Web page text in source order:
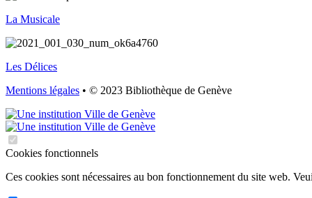
La Musicale
Les Délices
Mentions légales • © 2023 Bibliothèque de Genève
Cookies fonctionnels
Ces cookies sont nécessaires au bon fonctionnement du site web.